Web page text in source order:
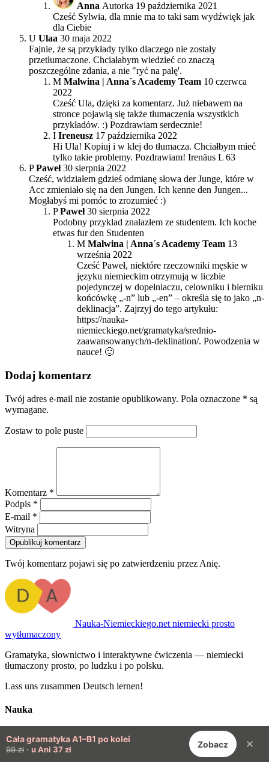
Anna Autorka 19 października 2021
Cześć Sylwia, dla mnie ma to taki sam wydźwięk jak
dla Ciebie
U Ulaa 30 maja 2022
Fajnie, że są przykłady tylko dlaczego nie zostały
przetłumaczone. Chciałabym wiedzieć co znaczą
poszczególne zdania, a nie "ryć na palę'.
M Malwina | Anna´s Academy Team 10 czerwca
2022
Cześć Ula, dzięki za komentarz. Już niebawem na
stronce pojawią się także tłumaczenia wszystkich
przykładόw. :) Pozdrawiam serdecznie!
I Ireneusz 17 października 2022
Hi Ula! Kopiuj i w klej do tłumacza. Chciałbym mieć
tylko takie problemy. Pozdrawiam! Irenäus L 63
PPaweł30 sierpnia 2022
Cześć, widziałem gdzieś odmianę słowa der Junge, które w
Acc zmieniało się na den Jungen. Ich kenne den Jungen...
Mogłabyś mi pomóc to zrozumieć :)
PPaweł30 sierpnia 2022
Podobny przyklad znalazłem ze studentem. Ich koche
etwas fur den Studenten
M Malwina | Anna´s Academy Team 13
września 2022
Cześć Paweł, niektóre rzeczowniki męskie w
języku niemieckim otrzymują w liczbie
pojedynczej w dopełniaczu, celowniku i bierniku
końcówkę „-n” lub „-en” – określa się to jako „n-
deklinacja”. Zajrzyj do tego artykułu:
https://nauka-
niemieckiego.net/gramatyka/srednio-
zaawansowanych/n-deklination/. Powodzenia w
nauce! 🙂
Dodaj komentarz
Twój adres e-mail nie zostanie opublikowany. Pola oznaczone * są
wymagane.
Zostaw to pole puste
Komentarz *
Podpis *
E-mail *
Witryna
Opublikuj komentarz
Twój komentarz pojawi się po zatwierdzeniu przez Anię.
Nauka-Niemieckiego.net niemiecki prosto
wytłumaczony
Gramatyka, słownictwo i interaktywne ćwiczenia — niemiecki
tłumaczony prosto, po ludzku i po polsku.
Lass uns zusammen Deutsch lernen!
Nauka
Podstawy (A1, A2)
Poziom B1, B2